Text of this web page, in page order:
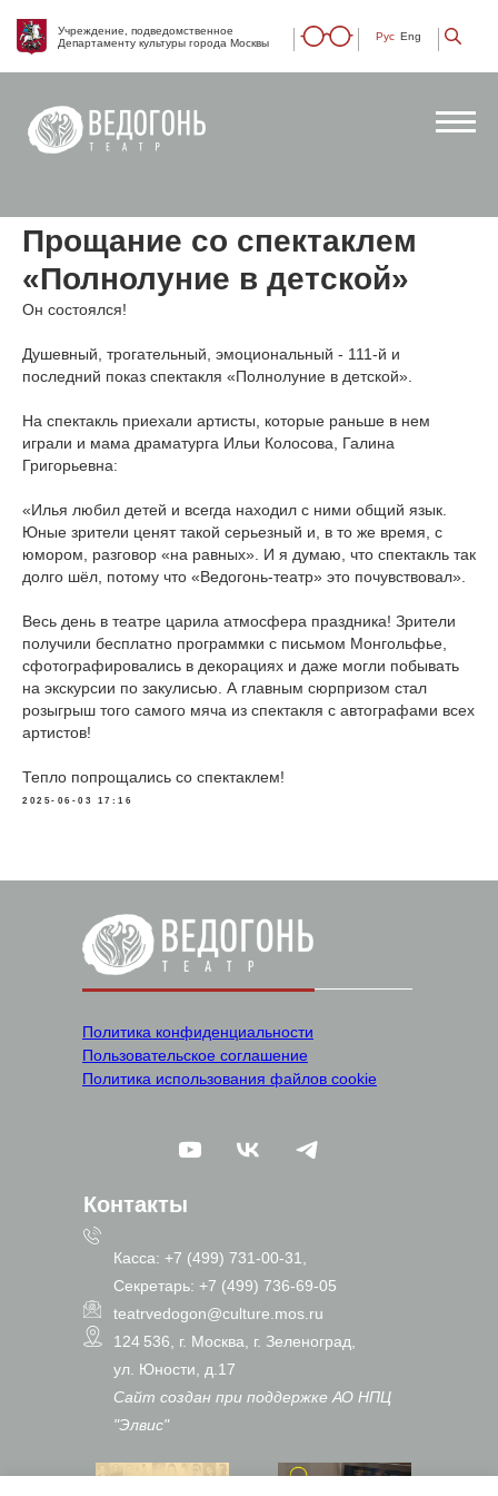
Учреждение, подведомственное
Департаменту культуры города Москвы
Рус Eng
Прощание со спектаклем
«Полнолуние в детской»
Он состоялся!
Душевный, трогательный, эмоциональный - 111-й и
последний показ спектакля «Полнолуние в детской».
На спектакль приехали артисты, которые раньше в нем
играли и мама драматурга Ильи Колосова, Галина
Григорьевна:
«⁠Илья любил детей и всегда находил с ними общий язык.
Юные зрители ценят такой серьезный и, в то же время, с
юмором, разговор «на равных». И я думаю, что спектакль так
долго шёл, потому что «Ведогонь-театр» это почувствовал».
Весь день в театре царила атмосфера праздника! Зрители
получили бесплатно программки с письмом Монгольфье,
сфотографировались в декорациях и даже могли побывать
на экскурсии по закулисью. А главным сюрпризом стал
розыгрыш того самого мяча из спектакля с автографами всех
артистов!
Тепло попрощались со спектаклем!
2025-06-03 17:16
Контакты
Касса: +7 (499) 731-00-31,
Секретарь: +7 (499) 736-69-05
teatrvedogon@culture.mos.ru
124 536, г. Москва, г. Зеленоград,
ул. Юности, д.17
Сайт создан при поддержке АО НПЦ
"Элвис"
Политика конфиденциальности
Пользовательское соглашение
Политика использования файлов cookie